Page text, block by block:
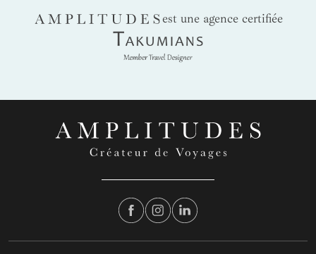
AMPLITUDES
est une agence certifiée
Takumians